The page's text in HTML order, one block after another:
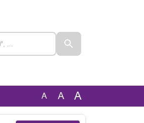
A A A